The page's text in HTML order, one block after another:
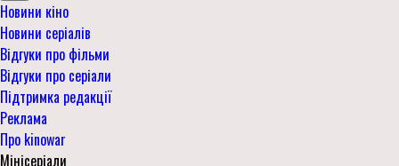
Новини кіно
Новини серіалів
Відгуки про фільми
Відгуки про серіали
Підтримка редакції
Реклама
Про kinowar
Мінісеріали